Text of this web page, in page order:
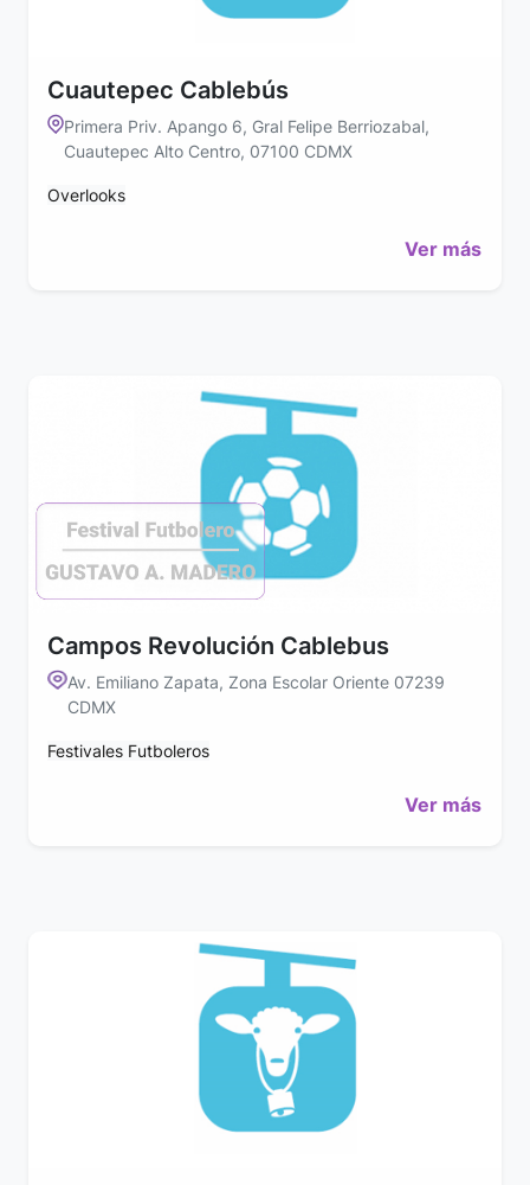
Cuautepec Cablebús
Primera Priv. Apango 6, Gral Felipe Berriozabal,
Cuautepec Alto Centro, 07100 CDMX
Overlooks
Ver más
Campos Revolución Cablebus
Av. Emiliano Zapata, Zona Escolar Oriente 07239
CDMX
Festivales Futboleros
Ver más